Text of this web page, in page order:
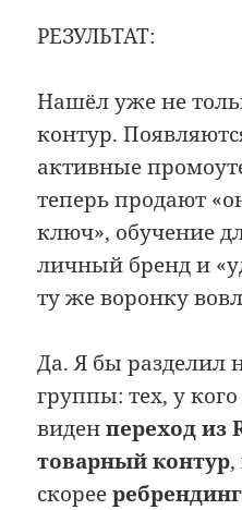
РЕЗУЛЬТАТ:
Нашёл уже не
контур.
активные
теперь продают
ключ», обучение
личный бренд и
ту же воронку
Да. Я бы разделил
группы: тех, у
виденпереход из
товарный контур,
скорее